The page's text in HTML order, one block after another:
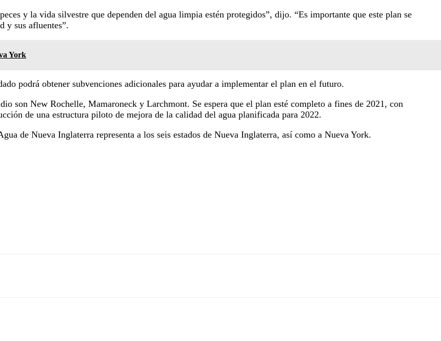
y la vida silvestre que dependen del agua limpia estén protegidos”, dijo. “Es importante que este plan se
y sus afluentes”.
York
podrá obtener subvenciones adicionales para ayudar a implementar el plan en el futuro.
son New Rochelle, Mamaroneck y Larchmont. Se espera que el plan esté completo a fines de 2021, con
de una estructura piloto de mejora de la calidad del agua planificada para 2022.
de Nueva Inglaterra representa a los seis estados de Nueva Inglaterra, así como a Nueva York.